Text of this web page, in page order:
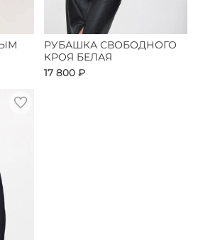
РУБАШКА СВОБОДНОГО
КРОЯ БЕЛАЯ
17 800 ₽